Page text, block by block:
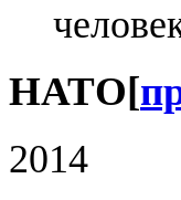
НАТО[
2014